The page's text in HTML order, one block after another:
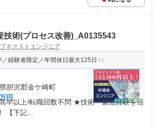
技術(プロセス改善)_A0135543
ネクストエンジニア
経験者限定／年間休日最大125日
胆沢郡金ケ崎町
円
卒以上/転職回数不問 ★技術・製造経験を活
【下記...